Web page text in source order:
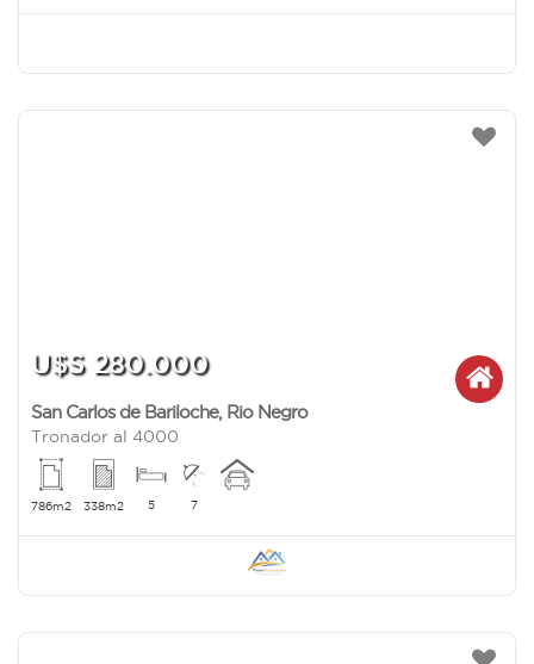
U$S 280.000
San Carlos de Bariloche, Rio Negro
Tronador al 4000
786m2 338m2 5 7